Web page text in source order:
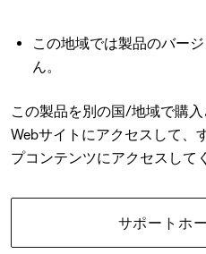
この地域では製品のバー
ん。
この製品を別の国/地域で購
Webサイトにアクセスして、
プコンテンツにアクセスして
サポートホ